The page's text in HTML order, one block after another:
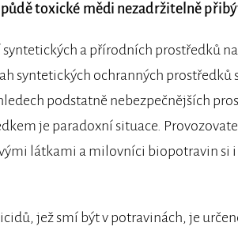
toxické mědi nezadržitelně
syntetických a přírodních prostředků
syntetických ochranných prostředků
podstatně nebezpečnějších
je paradoxní situace.
látkami a milovníci biopotravin si
jež smí být v potravinách, je